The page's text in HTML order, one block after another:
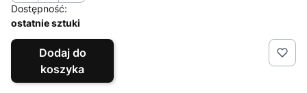
Dostępność:
ostatnie sztuki
Dodaj do
koszyka